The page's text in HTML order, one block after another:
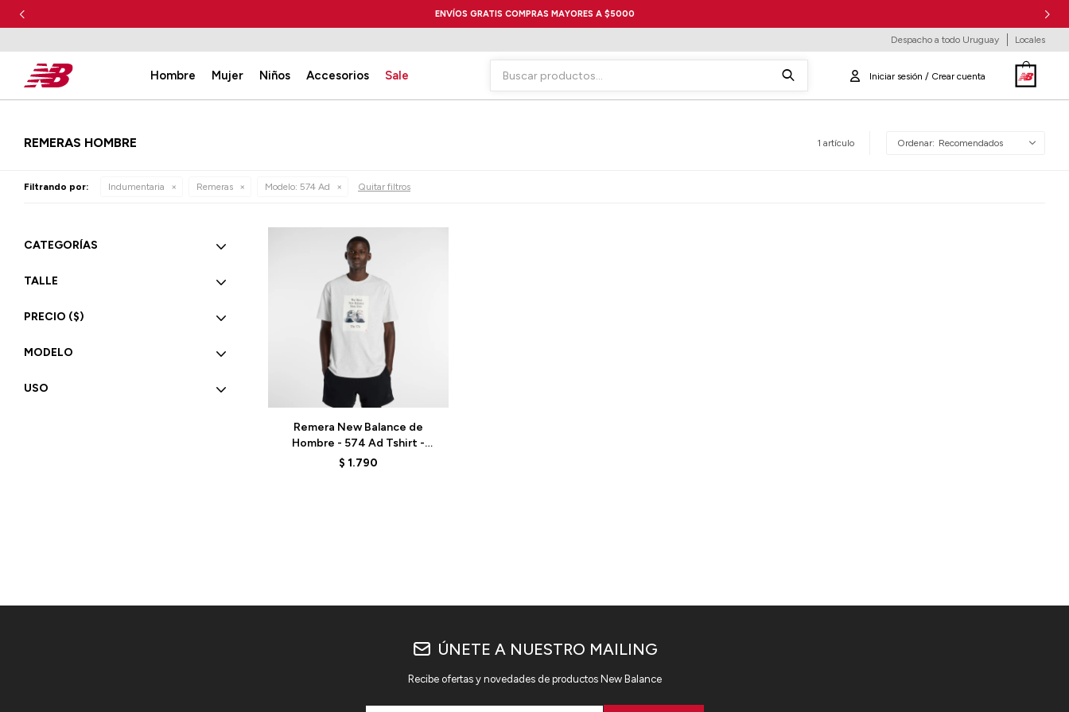
ENVÍOS GRATIS COMPRAS MAYORES A $5000
Hombre Mujer Niños Accesorios Sale
Despacho a todo Uruguay Locales
REMERAS HOMBRE 1 artículo Recomendados
Filtrando por: Indumentaria Remeras Modelo: 574 Ad Quitar filtros
Remera New Balance de
Hombre - 574 Ad Tshirt -
MT61B0WFAHH - WHITE
$ 1.790
CATEGORÍAS
TALLE
PRECIO ($)
MODELO
USO
ÚNETE A NUESTRO MAILING
Recibe ofertas y novedades de productos New Balance